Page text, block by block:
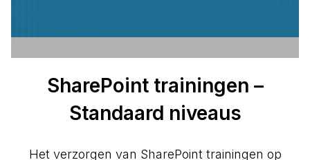
SharePoint trainingen –
Standaard niveaus
Het verzorgen van SharePoint trainingen op